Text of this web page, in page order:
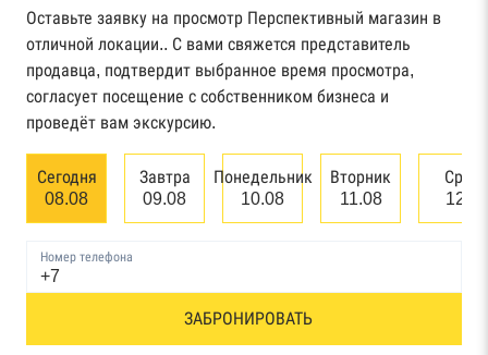
Федерального казначейства
Картотека арбитражных дел Высшего
арбитражного суда
Единый федеральный реестр сведений о
банкротстве юридических лиц
Реестр товарных знаков и знаков обслуживания
Оставьте заявку на просмотр Перспективный магазин в
отличной локации.. С вами свяжется представитель
продавца, подтвердит выбранное время просмотра,
согласует посещение с собственником бизнеса и
проведёт вам экскурсию.
Сегодня
08.08
Завтра
09.08
Понедельник
10.08
Вторник
11.08
12.08
Номер телефона
ЗАБРОНИРОВАТЬ